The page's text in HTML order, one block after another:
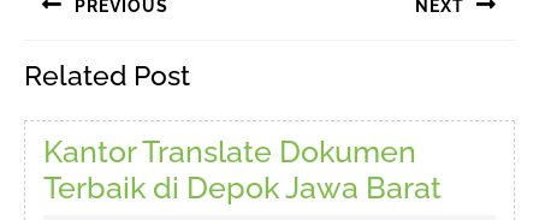
pos
PREVIOUS
post:
NEXT
Related Post
Kantor Translate Dokumen
Terbaik di Depok Jawa BaratKantor